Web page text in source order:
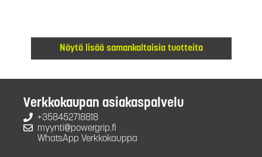
Näytä lisää samankaltaisia tuotteita
Verkkokaupan asiakaspalvelu
+358452718818
myynti@powergrip.fi
WhatsApp Verkkokauppa